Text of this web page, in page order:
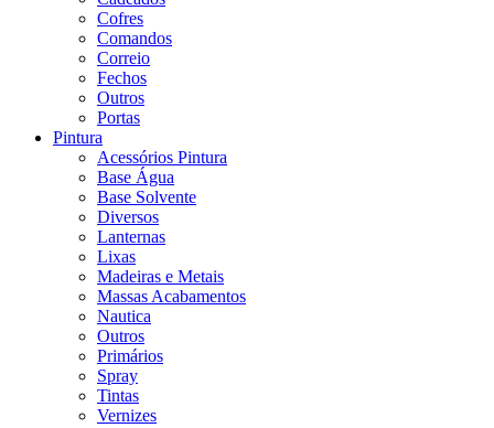
Cofres
Comandos
Correio
Fechos
Outros
Portas
Pintura
Acessórios Pintura
Base Água
Base Solvente
Diversos
Lanternas
Lixas
Madeiras e Metais
Massas Acabamentos
Nautica
Outros
Primários
Spray
Tintas
Vernizes